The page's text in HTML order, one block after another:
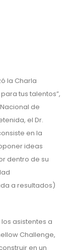
la Charla
tus talentos”,
de
el Dr.
en la
ideas
dentro de su
a resultados)
asistentes a
Challenge,
en un